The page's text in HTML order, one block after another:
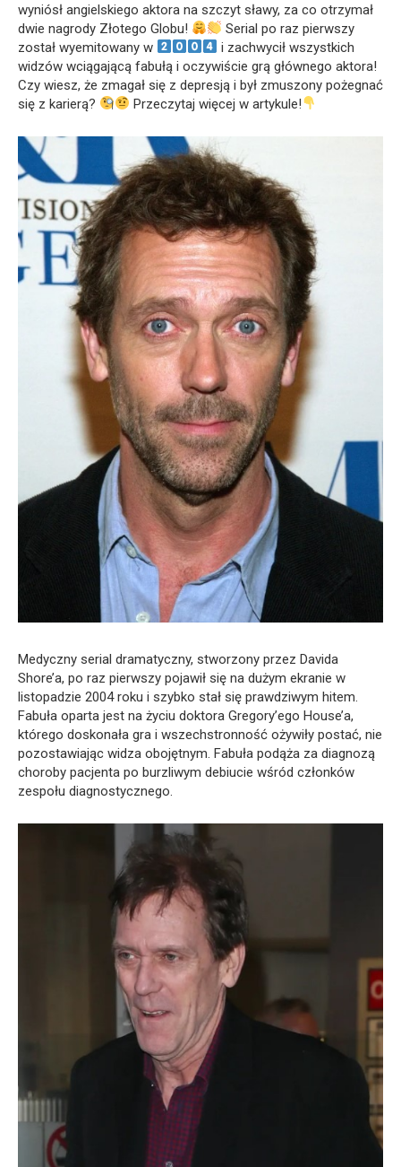
wyniósł angielskiego aktora na szczyt sławy, za co otrzymał
dwie nagrody Złotego Globu!
Serial po raz pierwszy
został wyemitowany w
i zachwycił wszystkich
widzów wciągającą fabułą i oczywiście grą głównego aktora!
Czy wiesz, że zmagał się z depresją i był zmuszony pożegnać
się z karierą?
Przeczytaj więcej w artykule!
Medyczny serial dramatyczny, stworzony przez Davida
Shore’a, po raz pierwszy pojawił się na dużym ekranie w
listopadzie 2004 roku i szybko stał się prawdziwym hitem.
Fabuła oparta jest na życiu doktora Gregory’ego House’a,
którego doskonała gra i wszechstronność ożywiły postać, nie
pozostawiając widza obojętnym. Fabuła podąża za diagnozą
choroby pacjenta po burzliwym debiucie wśród członków
zespołu diagnostycznego.